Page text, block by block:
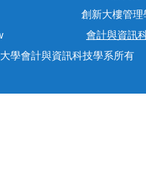
新大樓管理學院會計
會計與資訊
中正大學會計與資